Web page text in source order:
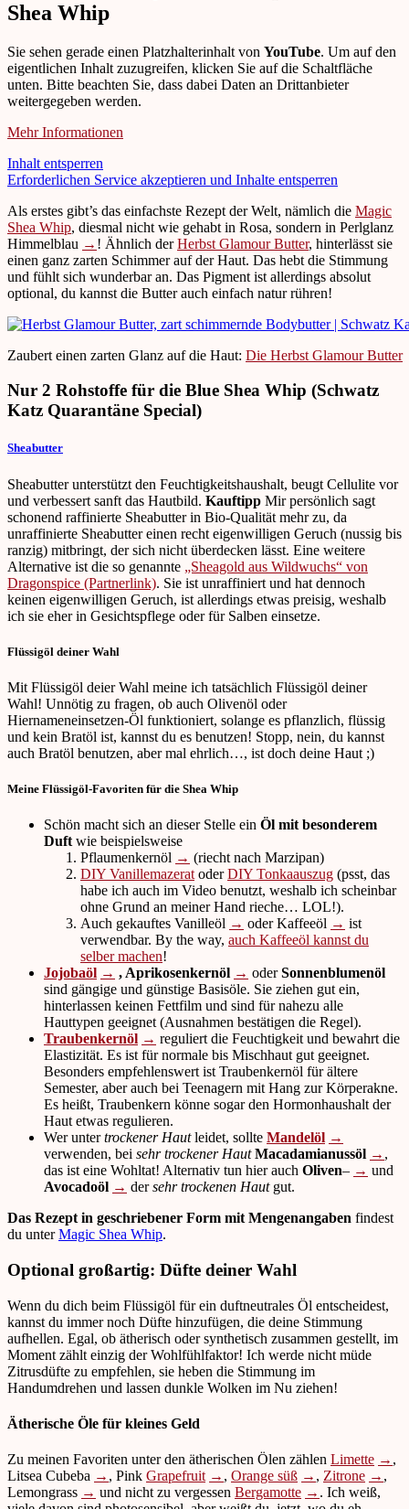
Shea Whip
Sie sehen gerade einen Platzhalterinhalt von YouTube. Um auf den
eigentlichen Inhalt zuzugreifen, klicken Sie auf die Schaltfläche
unten. Bitte beachten Sie, dass dabei Daten an Drittanbieter
weitergegeben werden.
Mehr Informationen
Inhalt entsperren
Erforderlichen Service akzeptieren und Inhalte entsperren
Als erstes gibt’s das einfachste Rezept der Welt, nämlich die Magic
Shea Whip, diesmal nicht wie gehabt in Rosa, sondern in Perlglanz
Himmelblau → ! Ähnlich derHerbst Glamour Butter, hinterlässt sie
einen ganz zarten Schimmer auf der Haut. Das hebt die Stimmung
und fühlt sich wunderbar an. Das Pigment ist allerdings absolut
optional, du kannst die Butter auch einfach natur rühren!
Zaubert einen zarten Glanz auf die Haut: Die Herbst Glamour Butter
Nur 2 Rohstoffe für die Blue Shea Whip (Schwatz
Katz Quarantäne Special)
Sheabutter
Sheabutter unterstützt den Feuchtigkeitshaushalt, beugt Cellulite vor
und verbessert sanft das Hautbild. Kauftipp Mir persönlich sagt
schonend raffinierte Sheabutter in Bio-Qualität mehr zu, da
unraffinierte Sheabutter einen recht eigenwilligen Geruch (nussig bis
ranzig) mitbringt, der sich nicht überdecken lässt. Eine weitere
Alternative ist die so genannte „Sheagold aus Wildwuchs“ von
Dragonspice (Partnerlink). Sie ist unraffiniert und hat dennoch
keinen eigenwilligen Geruch, ist allerdings etwas preisig, weshalb
ich sie eher in Gesichtspflege oder für Salben einsetze.
Flüssigöl deiner Wahl
Mit Flüssigöl deier Wahl meine ich tatsächlich Flüssigöl deiner
Wahl! Unnötig zu fragen, ob auch Olivenöl oder
Hiernameneinsetzen-Öl funktioniert, solange es pflanzlich, flüssig
und kein Bratöl ist, kannst du es benutzen! Stopp, nein, du kannst
auch Bratöl benutzen, aber mal ehrlich…, ist doch deine Haut ;)
Meine Flüssigöl-Favoriten für die Shea Whip
Schön macht sich an dieser Stelle ein Öl mit besonderem
Duft wie beispielsweise
Pflaumenkernöl → (riecht nach Marzipan)
DIY Vanillemazerat oderDIY Tonkaauszug (psst, das
habe ich auch im Video benutzt, weshalb ich scheinbar
ohne Grund an meiner Hand rieche… LOL!).
Auch gekauftes Vanilleöl → oder Kaffeeöl → ist
verwendbar. By the way, auch Kaffeeöl kannst du
selber machen!
Jojobaöl → , Aprikosenkernöl → oderSonnenblumenöl
sind gängige und günstige Basisöle. Sie ziehen gut ein,
hinterlassen keinen Fettfilm und sind für nahezu alle
Hauttypen geeignet (Ausnahmen bestätigen die Regel).
Traubenkernöl → reguliert die Feuchtigkeit und bewahrt die
Elastizität. Es ist für normale bis Mischhaut gut geeignet.
Besonders empfehlenswert ist Traubenkernöl für ältere
Semester, aber auch bei Teenagern mit Hang zur Körperakne.
Es heißt, Traubenkern könne sogar den Hormonhaushalt der
Haut etwas regulieren.
Wer untertrockener Hautleidet, sollte Mandelöl →
verwenden, bei sehr trockener Haut Macadamianussöl → ,
das ist eine Wohltat! Alternativ tun hier auch Oliven– → und
Avocadoöl → dersehr trockenen Hautgut.
Das Rezept in geschriebener Form mit Mengenangaben findest
du unterMagic Shea Whip.
Optional großartig: Düfte deiner Wahl
Wenn du dich beim Flüssigöl für ein duftneutrales Öl entscheidest,
kannst du immer noch Düfte hinzufügen, die deine Stimmung
aufhellen. Egal, ob ätherisch oder synthetisch zusammen gestellt, im
Moment zählt einzig der Wohlfühlfaktor! Ich werde nicht müde
Zitrusdüfte zu empfehlen, sie heben die Stimmung im
Handumdrehen und lassen dunkle Wolken im Nu ziehen!
Ätherische Öle für kleines Geld
Zu meinen Favoriten unter den ätherischen Ölen zählen Limette → ,
Litsea Cubeba → , Pink Grapefruit → , Orange süß → , Zitrone → ,
Lemongrass → und nicht zu vergessen Bergamotte → . Ich weiß,